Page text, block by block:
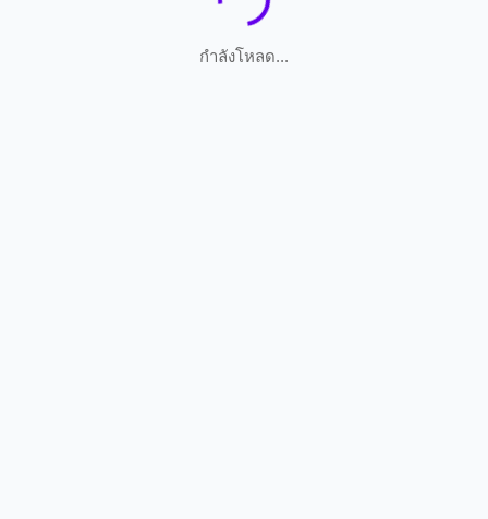
กำลังโหลด...